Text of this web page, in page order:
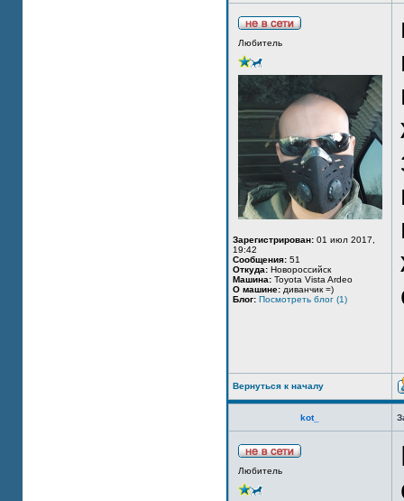
Любитель
Зарегистрирован: 01 июл 2017,
19:42
Сообщения: 51
Откуда: Новороссийск
Машина: Toyota Vista Ardeo
О машине: диванчик =)
Блог: Посмотреть блог (1)
Вернуться к началу
kot_
Любитель